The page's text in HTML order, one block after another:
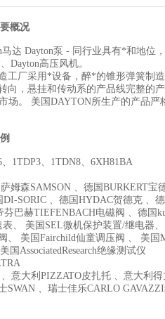
概况
达 Dayton泵 - 同行业具有*和地位
Dayton高压风机。
工厂采用*设备，醉*的锥形弹簧制
向，悬挂和传动系的产品线完整的
场。 美国DAYTON所生产的产品
1TDP3、1TDN8、6XH81BA
姆森SAMSON 、德国BURKERT
SORIC 、德国HYDAC贺德克 、
巴赫TIEFENBACH电磁阀 、德国
、 美国SEL微机保护装置/继电器
、 美国Fairchild仙童调压阀 、 美
国AssociatedResearch绝缘测试仪
意大利PIZZATO皮扎托 、意大利
SWAN 、瑞士佳乐CARLO